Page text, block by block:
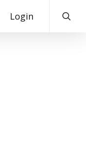
Login